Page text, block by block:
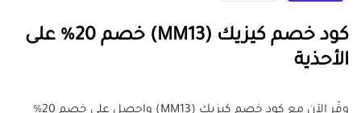
كود خصم كيزيك (MM13) خصم 20% على
الأحذية